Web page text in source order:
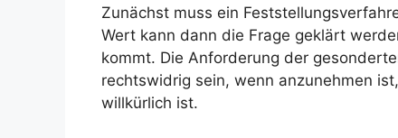
Zunächst muss ein
Wert kann dann die Frage geklärt
kommt. Die Anforderung der
rechtswidrig sein, wenn anzunehmen
willkürlich ist.